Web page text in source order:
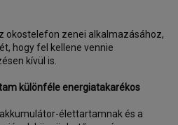
okostelefon zenei alkalmazásához,
hogy fel kellene vennie
kívül is.
különféle energiatakarékos
élettartamnak és a